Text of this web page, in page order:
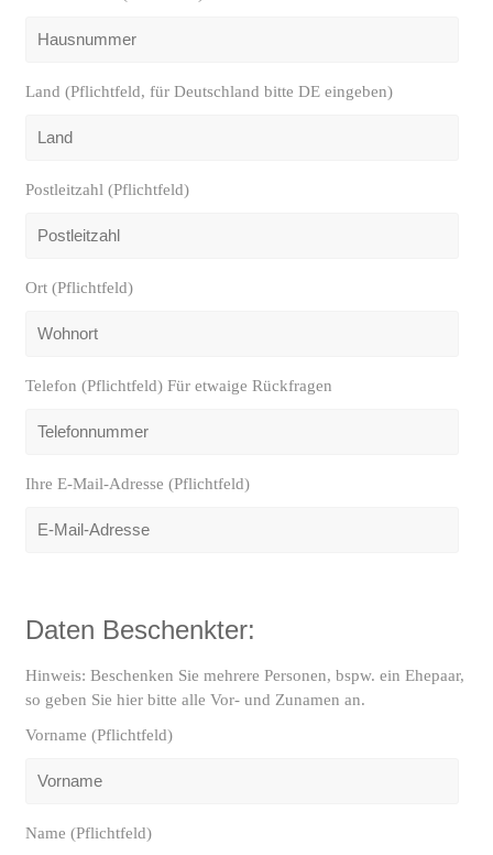
Land (Pflichtfeld, für Deutschland bitte DE eingeben)
Postleitzahl (Pflichtfeld)
Ort (Pflichtfeld)
Telefon (Pflichtfeld) Für etwaige Rückfragen
Ihre E-Mail-Adresse (Pflichtfeld)
Daten Beschenkter:
Hinweis: Beschenken Sie mehrere Personen, bspw. ein Ehepaar,
so geben Sie hier bitte alle Vor- und Zunamen an.
Vorname (Pflichtfeld)
Name (Pflichtfeld)